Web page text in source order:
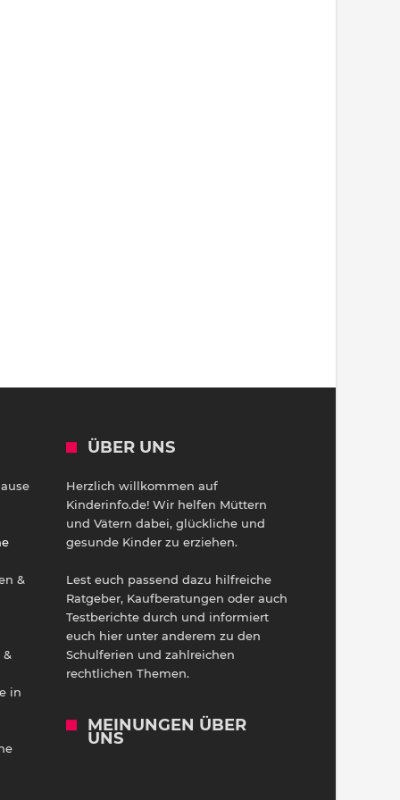
&
&
in
ÜBER UNS
Herzlich willkommen auf
Kinderinfo.de! Wir helfen Müttern
und Vätern dabei, glückliche und
gesunde Kinder zu erziehen.
Lest euch passend dazu hilfreiche
Ratgeber, Kaufberatungen oder auch
Testberichte durch und informiert
euch hier unter anderem zu den
Schulferien und zahlreichen
rechtlichen Themen.
MEINUNGEN ÜBER
UNS